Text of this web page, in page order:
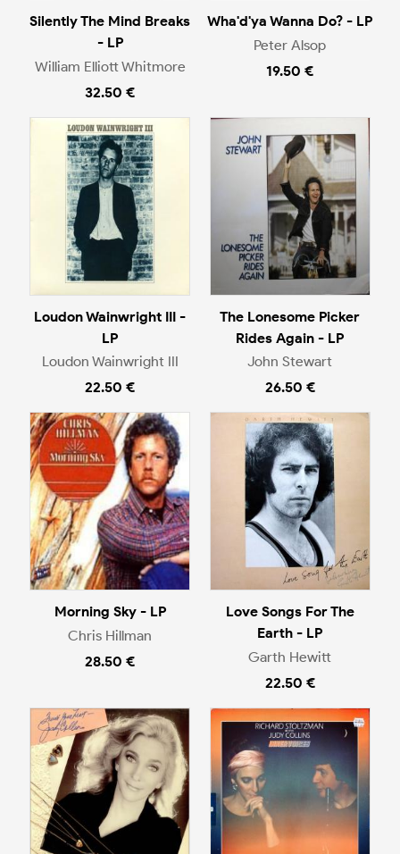
Silently The Mind Breaks
- LP
William Elliott Whitmore
32.50 €
Wha'd'ya Wanna Do? - LP
Peter Alsop
19.50 €
Loudon Wainwright III -
LP
Loudon Wainwright III
22.50 €
The Lonesome Picker
Rides Again - LP
John Stewart
26.50 €
Morning Sky - LP
Chris Hillman
28.50 €
Love Songs For The
Earth - LP
Garth Hewitt
22.50 €